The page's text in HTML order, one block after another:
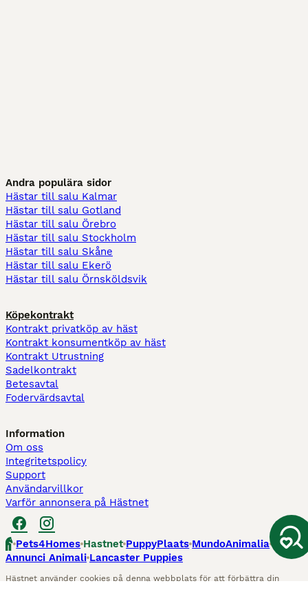
Andra populära sidor
Hästar till salu Kalmar
Hästar till salu Gotland
Hästar till salu Örebro
Hästar till salu Stockholm
Hästar till salu Skåne
Hästar till salu Ekerö
Hästar till salu Örnsköldsvik
Köpekontrakt
Kontrakt privatköp av häst
Kontrakt konsumentköp av häst
Kontrakt Utrustning
Sadelkontrakt
Betesavtal
Fodervärdsavtal
Information
Om oss
Integritetspolicy
Support
Användarvillkor
Varför annonsera på Hästnet
Pets4Homes Hastnet PuppyPlaats MundoAnimalia
Annunci Animali Lancaster Puppies
Hästnet använder cookies på denna webbplats för att förbättra din